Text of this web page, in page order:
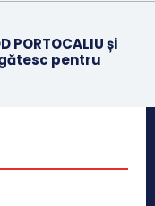
și
pentru